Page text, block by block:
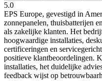
5.0
EPS Europe, gevestigd in
zonnepanelen, thuisbatterijen
als zakelijke klanten. Het
hoogwaardige installaties,
certificeringen en
positieve klantbeoordelingen.
installaties, het duidelijke
feedback wijst op